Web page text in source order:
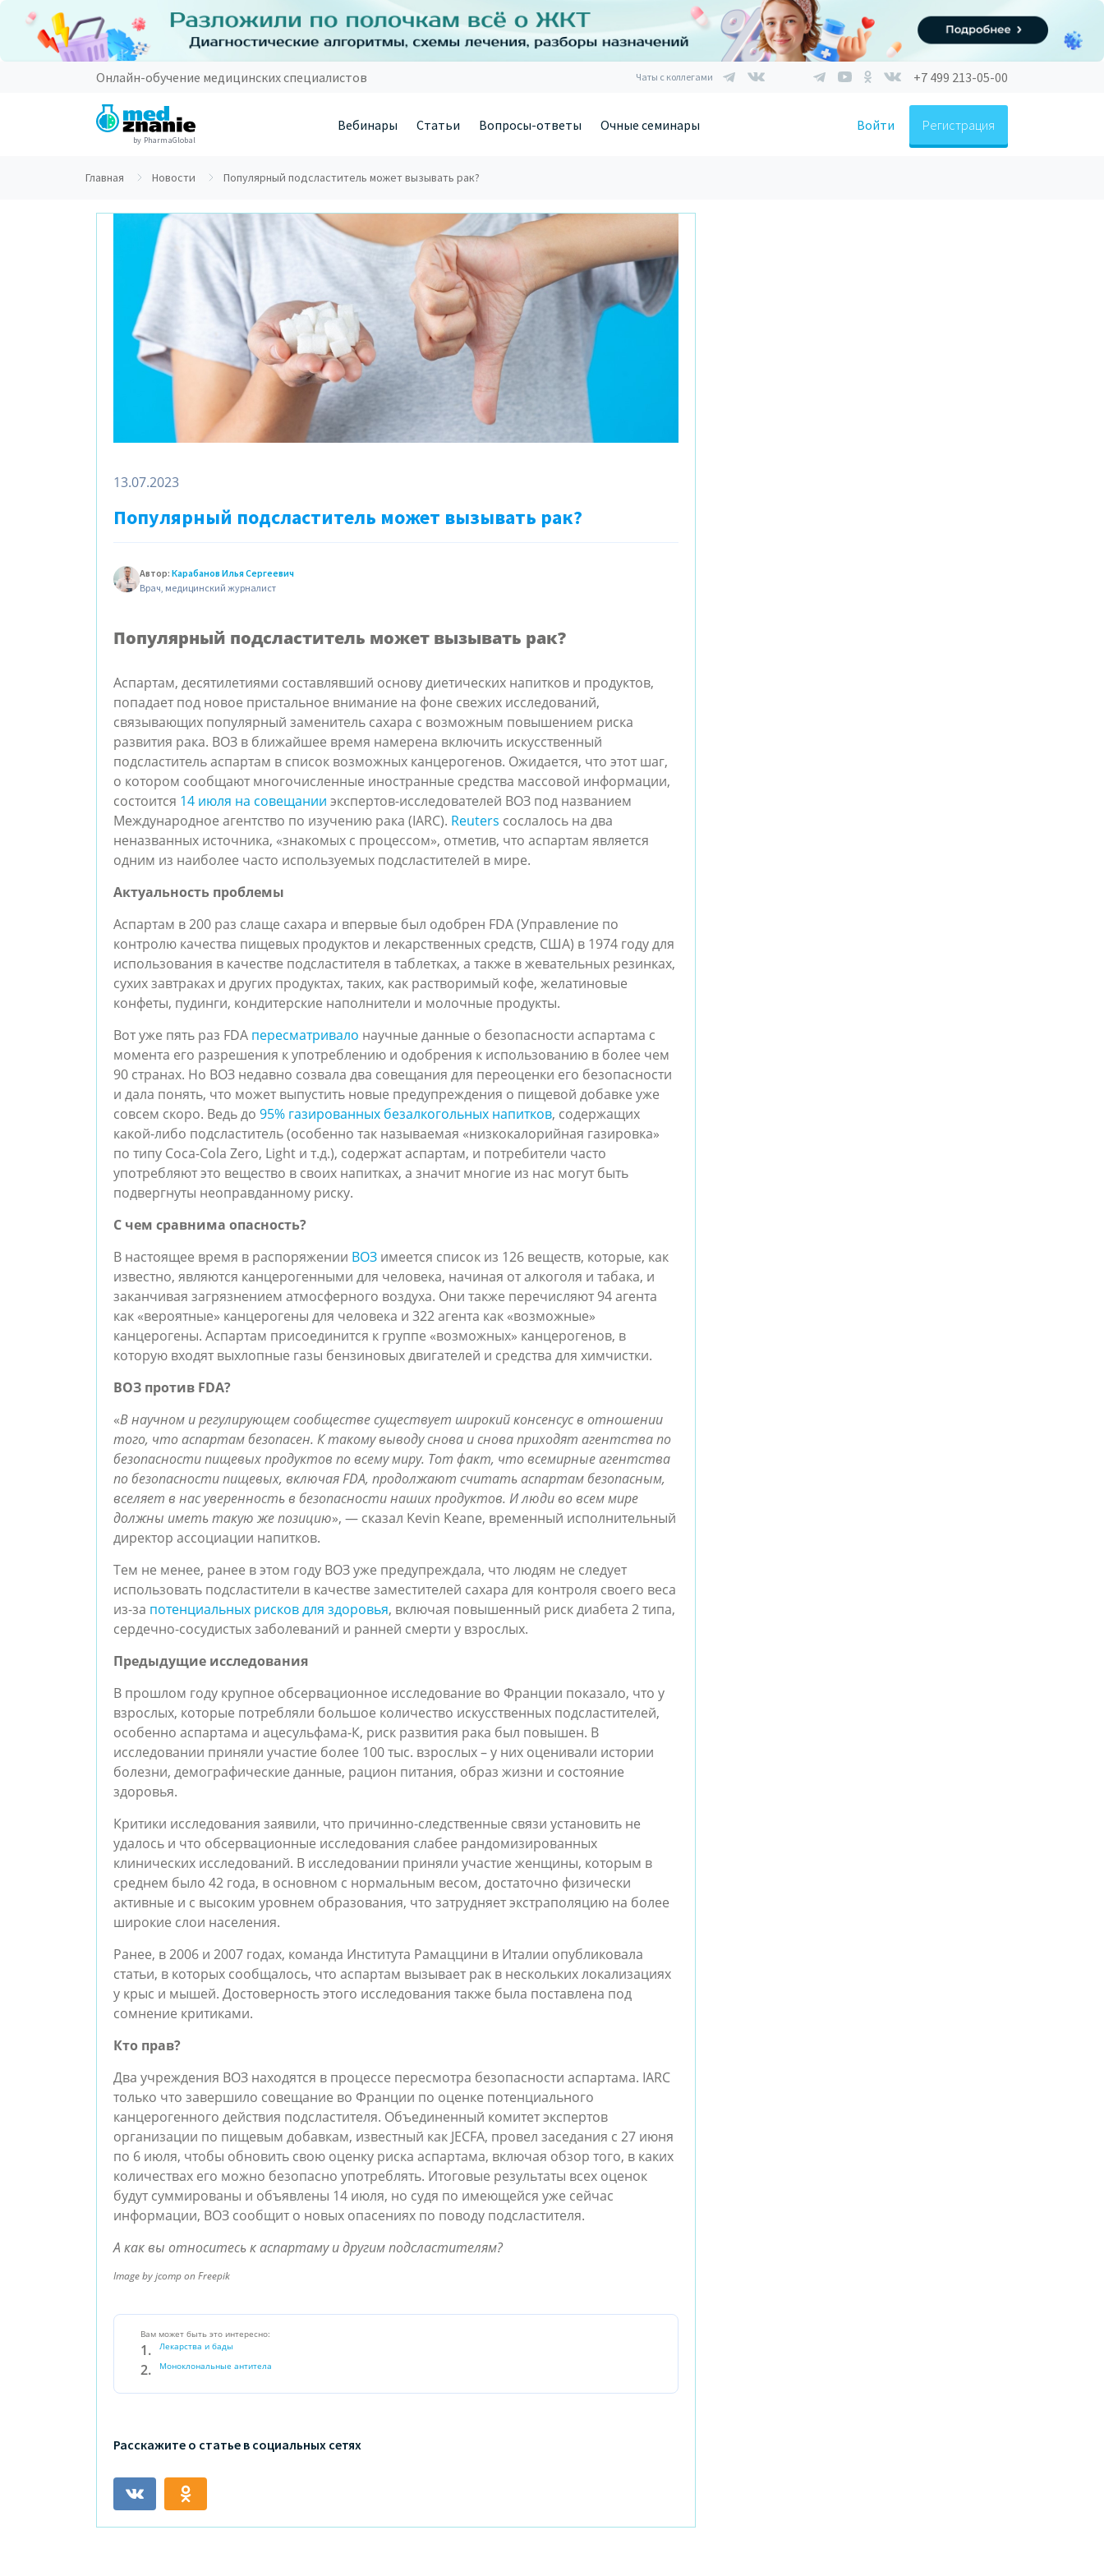
Онлайн-обучение медицинских специалистов Чаты с коллегами +7 499 213-05-00
by PharmaGlobal
Вебинары Статьи Вопросы-ответы Очные семинары Войти Регистрация
Главная Новости Популярный подсластитель может вызывать рак?
13.07.2023
Популярный подсластитель может вызывать рак?
Автор: Карабанов Илья Сергеевич
Врач, медицинский журналист
Популярный подсластитель может вызывать рак?
Аспартам, десятилетиями составлявший основу диетических напитков и продуктов,
попадает под новое пристальное внимание на фоне свежих исследований,
связывающих популярный заменитель сахара с возможным повышением риска
развития рака. ВОЗ в ближайшее время намерена включить искусственный
подсластитель аспартам в список возможных канцерогенов. Ожидается, что этот шаг,
о котором сообщают многочисленные иностранные средства массовой информации,
состоится 14 июля на совещании экспертов-исследователей ВОЗ под названием
Международное агентство по изучению рака (IARC). Reuters сослалось на два
неназванных источника, «знакомых с процессом», отметив, что аспартам является
одним из наиболее часто используемых подсластителей в мире.
Актуальность проблемы
Аспартам в 200 раз слаще сахара и впервые был одобрен FDA (Управление по
контролю качества пищевых продуктов и лекарственных средств, США) в 1974 году для
использования в качестве подсластителя в таблетках, а также в жевательных резинках,
сухих завтраках и других продуктах, таких, как растворимый кофе, желатиновые
конфеты, пудинги, кондитерские наполнители и молочные продукты.
Вот уже пять раз FDA пересматривало научные данные о безопасности аспартама с
момента его разрешения к употреблению и одобрения к использованию в более чем
90 странах. Но ВОЗ недавно созвала два совещания для переоценки его безопасности
и дала понять, что может выпустить новые предупреждения о пищевой добавке уже
совсем скоро. Ведь до 95% газированных безалкогольных напитков, содержащих
какой-либо подсластитель (особенно так называемая «низкокалорийная газировка»
по типу Coca-Cola Zero, Light и т.д.), содержат аспартам, и потребители часто
употребляют это вещество в своих напитках, а значит многие из нас могут быть
подвергнуты неоправданному риску.
С чем сравнима опасность?
В настоящее время в распоряжении ВОЗ имеется список из 126 веществ, которые, как
известно, являются канцерогенными для человека, начиная от алкоголя и табака, и
заканчивая загрязнением атмосферного воздуха. Они также перечисляют 94 агента
как «вероятные» канцерогены для человека и 322 агента как «возможные»
канцерогены. Аспартам присоединится к группе «возможных» канцерогенов, в
которую входят выхлопные газы бензиновых двигателей и средства для химчистки.
ВОЗ против FDA?
«В научном и регулирующем сообществе существует широкий консенсус в отношении
того, что аспартам безопасен. К такому выводу снова и снова приходят агентства по
безопасности пищевых продуктов по всему миру. Тот факт, что всемирные агентства
по безопасности пищевых, включая FDA, продолжают считать аспартам безопасным,
вселяет в нас уверенность в безопасности наших продуктов. И люди во всем мире
должны иметь такую же позицию», — сказал Kevin Keane, временный исполнительный
директор ассоциации напитков.
Тем не менее, ранее в этом году ВОЗ уже предупреждала, что людям не следует
использовать подсластители в качестве заместителей сахара для контроля своего веса
из-за потенциальных рисков для здоровья, включая повышенный риск диабета 2 типа,
сердечно-сосудистых заболеваний и ранней смерти у взрослых.
Предыдущие исследования
В прошлом году крупное обсервационное исследование во Франции показало, что у
взрослых, которые потребляли большое количество искусственных подсластителей,
особенно аспартама и ацесульфама-К, риск развития рака был повышен. В
исследовании приняли участие более 100 тыс. взрослых – у них оценивали истории
болезни, демографические данные, рацион питания, образ жизни и состояние
здоровья.
Критики исследования заявили, что причинно-следственные связи установить не
удалось и что обсервационные исследования слабее рандомизированных
клинических исследований. В исследовании приняли участие женщины, которым в
среднем было 42 года, в основном с нормальным весом, достаточно физически
активные и с высоким уровнем образования, что затрудняет экстраполяцию на более
широкие слои населения.
Ранее, в 2006 и 2007 годах, команда Института Рамаццини в Италии опубликовала
статьи, в которых сообщалось, что аспартам вызывает рак в нескольких локализациях
у крыс и мышей. Достоверность этого исследования также была поставлена под
сомнение критиками.
Кто прав?
Два учреждения ВОЗ находятся в процессе пересмотра безопасности аспартама. IARC
только что завершило совещание во Франции по оценке потенциального
канцерогенного действия подсластителя. Объединенный комитет экспертов
организации по пищевым добавкам, известный как JECFA, провел заседания с 27 июня
по 6 июля, чтобы обновить свою оценку риска аспартама, включая обзор того, в каких
количествах его можно безопасно употреблять. Итоговые результаты всех оценок
будут суммированы и объявлены 14 июля, но судя по имеющейся уже сейчас
информации, ВОЗ сообщит о новых опасениях по поводу подсластителя.
А как вы относитесь к аспартаму и другим подсластителям?
Image byjcompon Freepik
Вам может быть это интересно:
Лекарства и бады
Моноклональные антитела
Расскажите о статье в социальных сетях